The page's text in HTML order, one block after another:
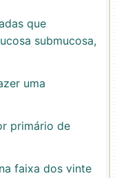
que
submucosa,
uma
primário de
faixa dos vinte